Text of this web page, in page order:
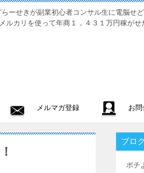
らーせきが副業初心者コンサル生に電
ルカリを使って年商１，４３１万円稼が
メルマガ登録 お
ブロ
ポチ